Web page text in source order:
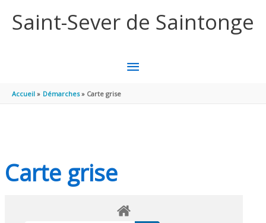
Saint-Sever de Saintonge
MENU
Accueil Démarches Carte grise
Carte grise